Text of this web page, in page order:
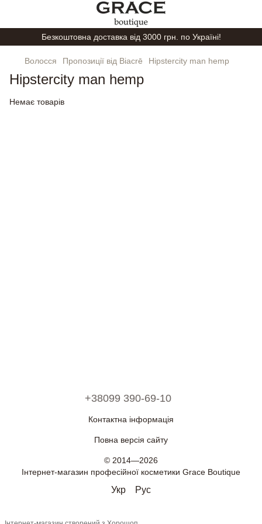
Безкоштовна доставка від 3000 грн. по Україні!
Волосся Пропозиції від Biacrē Hipstercity man hemp
Hipstercity man hemp
Немає товарів
+38099 390-69-10
Контактна інформація
Повна версія сайту
© 2014—2026
Інтернет-магазин професійної косметики Grace Boutique
Укр Рус